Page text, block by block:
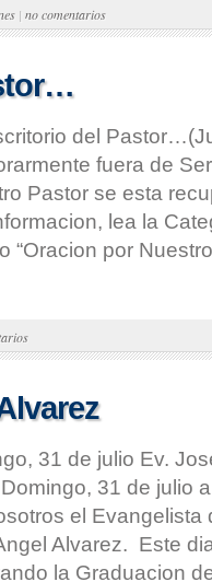
| no comentarios
del
fuera de
Pastor se esta
lea la
“Oracion por
31 de julio Ev.
31 de julio
el Evangelista
Alvarez. Este
la Graduacion